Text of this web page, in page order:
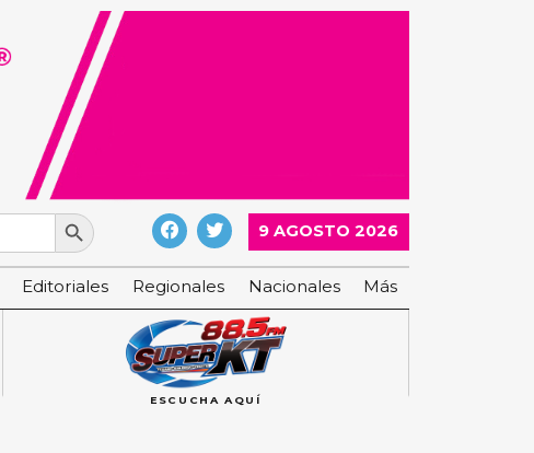
Search Button
9 AGOSTO 2026
Editoriales Regionales Nacionales Más
ESCUCHA AQUÍ